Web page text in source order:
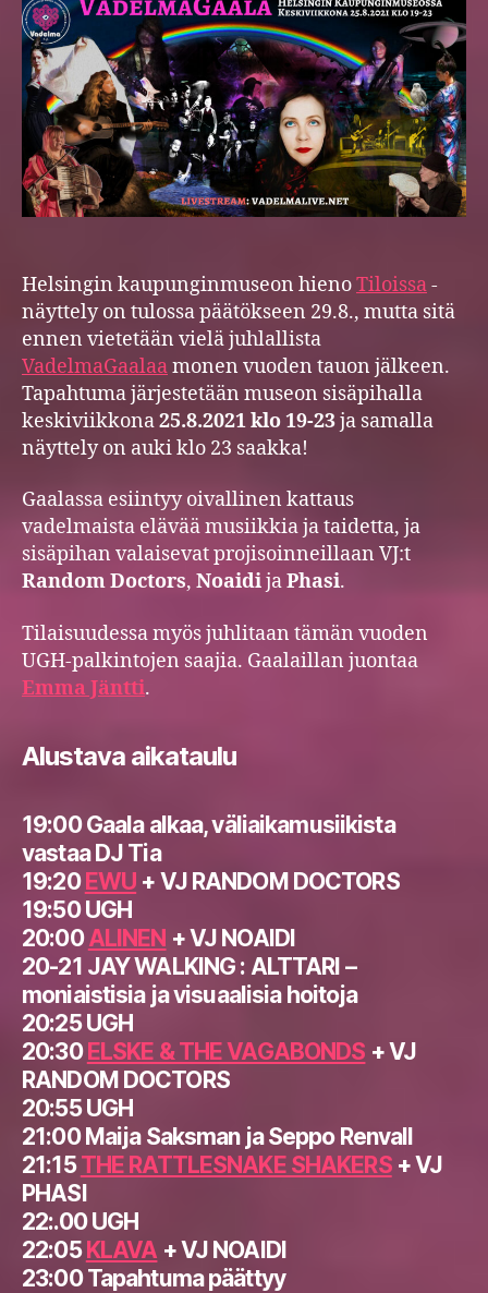
Helsingin kaupunginmuseon hienoTiloissa-
näyttely on tulossa päätökseen 29.8., mutta sitä
ennen vietetään vielä juhlallista
VadelmaGaalaamonen vuoden tauon jälkeen.
Tapahtuma järjestetään museon sisäpihalla
keskiviikkona25.8.2021 klo 19-23ja samalla
näyttely on auki klo 23 saakka!
Gaalassa esiintyy oivallinen kattaus
vadelmaista elävää musiikkia ja taidetta, ja
sisäpihan valaisevat projisoinneillaan VJ:t
Random Doctors, NoaidijaPhasi.
Tilaisuudessa myös juhlitaan tämän vuoden
UGH-palkintojen saajia. Gaalaillan juontaa
Emma Jäntti.
Alustava aikataulu
19:00 Gaala alkaa, väliaikamusiikista
vastaa DJ Tia
19:20EWU + VJ RANDOM DOCTORS
19:50 UGH
20:00ALINEN + VJ NOAIDI
20-21 JAY WALKING : ALTTARI –
moniaistisia ja visuaalisia hoitoja
20:25 UGH
20:30ELSKE & THE VAGABONDS + VJ
RANDOM DOCTORS
20:55 UGH
21:00 Maija Saksman ja Seppo Renvall
21:15THE RATTLESNAKE SHAKERS+ VJ
PHASI
22:.00 UGH
22:05KLAVA + VJ NOAIDI
23:00 Tapahtuma päättyy